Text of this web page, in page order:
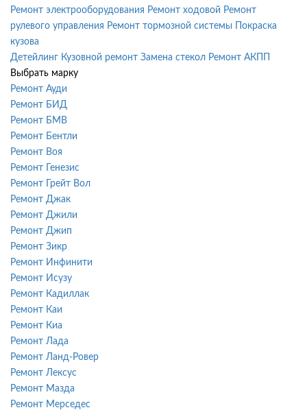
Ремонт электрооборудования Ремонт ходовой Ремонт
рулевого управления Ремонт тормозной системы
Покраска
кузова
Детейлинг Кузовной ремонт Замена стекол Ремонт АКПП
Выбрать марку
Ремонт Ауди
Ремонт БИД
Ремонт БМВ
Ремонт Бентли
Ремонт Воя
Ремонт Генезис
Ремонт Грейт Вол
Ремонт Джак
Ремонт Джили
Ремонт Джип
Ремонт Зикр
Ремонт Инфинити
Ремонт Исузу
Ремонт Кадиллак
Ремонт Каи
Ремонт Киа
Ремонт Лада
Ремонт Ланд-Ровер
Ремонт Лексус
Ремонт Мазда
Ремонт Мерседес